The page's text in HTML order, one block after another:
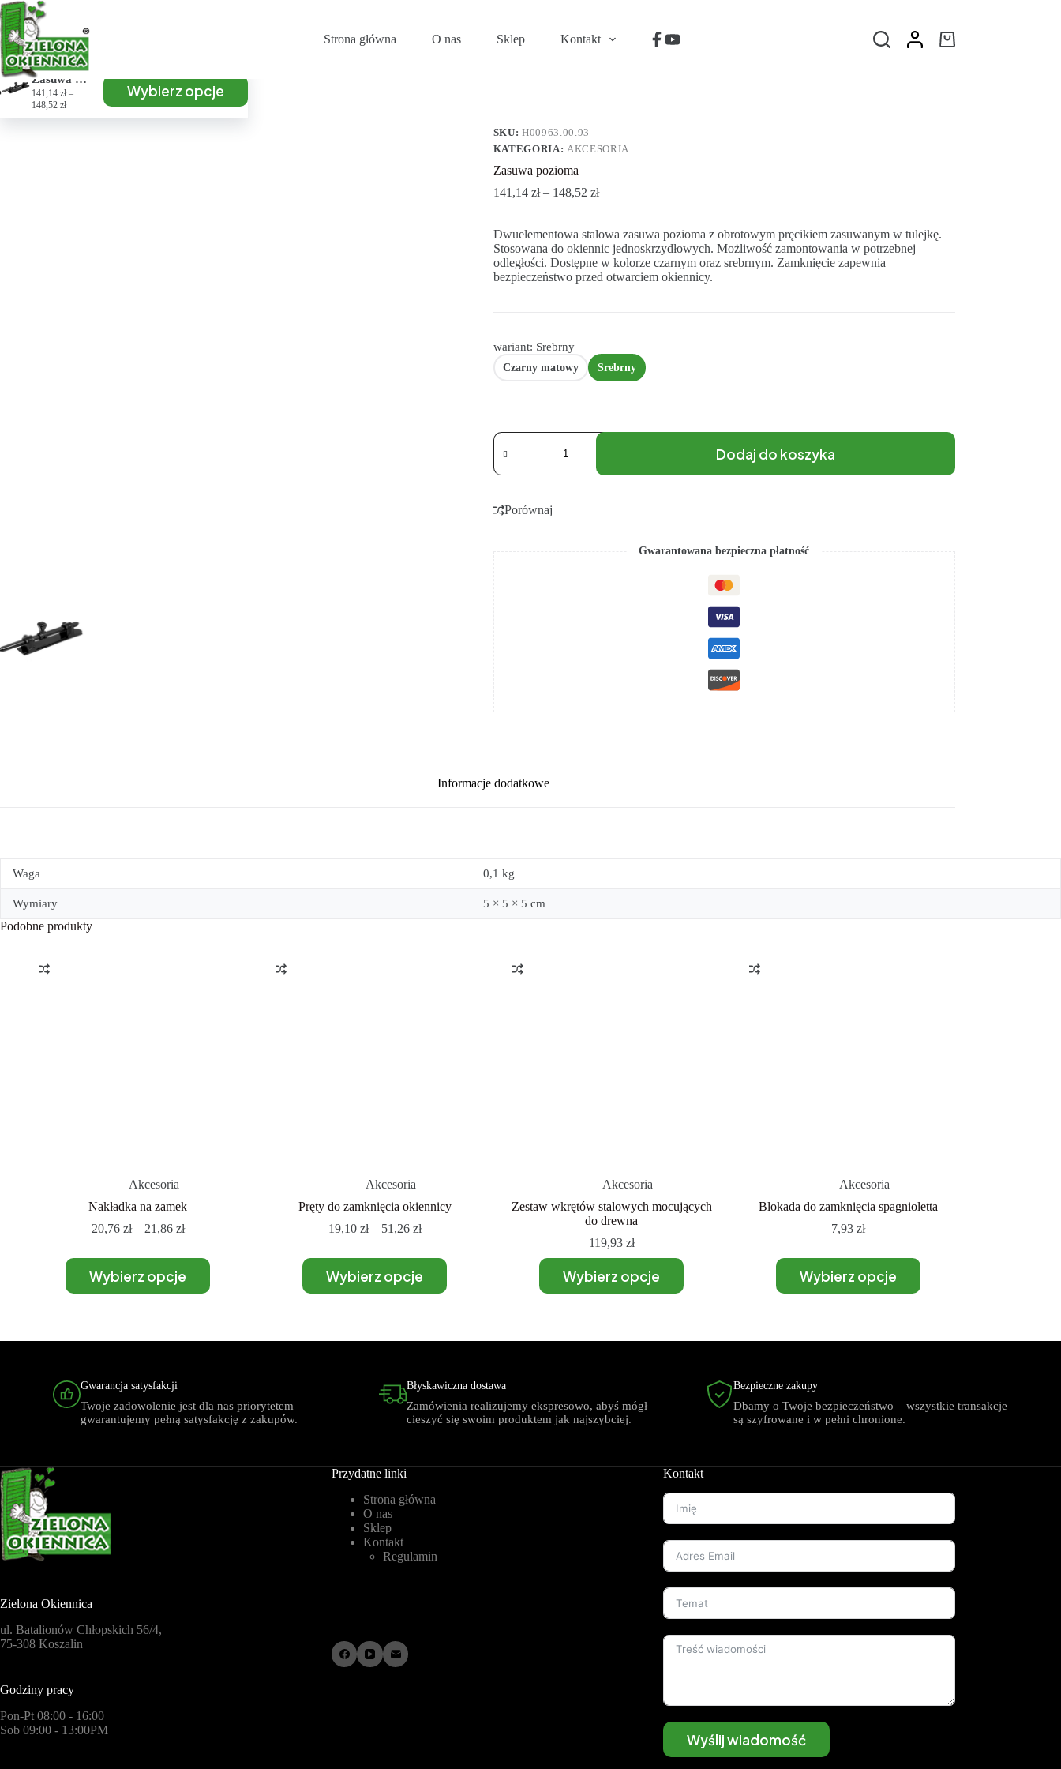
Zasuwa pozioma
141,14 zł–
148,52 zł
Wybierz opcje
Strona główna O nas Sklep Kontakt
SKU:H00963.00.93
KATEGORIA: AKCESORIA
Zasuwa pozioma
141,14 zł– 148,52 zł
Dwuelementowa stalowa zasuwa pozioma z obrotowym pręcikiem zasuwanym w tulejkę.
Stosowana do okiennic jednoskrzydłowych. Możliwość zamontowania w potrzebnej
odległości. Dostępne w kolorze czarnym oraz srebrnym. Zamknięcie zapewnia
bezpieczeństwo przed otwarciem okiennicy.
wariant: Srebrny
Czarny matowy Srebrny
Dodaj do koszyka
Porównaj
Gwarantowana bezpieczna płatność
Informacje dodatkowe
Waga 0,1 kg
Wymiary 5 × 5 × 5 cm
Podobne produkty
Akcesoria
Nakładka na zamek
20,76 zł– 21,86 zł
Wybierz opcje
Akcesoria
Pręty do zamknięcia okiennicy
19,10 zł– 51,26 zł
Wybierz opcje
Akcesoria
Zestaw wkrętów stalowych mocujących
do drewna
119,93 zł
Wybierz opcje
Akcesoria
Blokada do zamknięcia spagnioletta
7,93zł
Wybierz opcje
Gwarancja satysfakcji
Twoje zadowolenie jest dla nas priorytetem –
gwarantujemy pełną satysfakcję z zakupów.
Błyskawiczna dostawa
Zamówienia realizujemy ekspresowo, abyś mógł
cieszyć się swoim produktem jak najszybciej.
Bezpieczne zakupy
Dbamy o Twoje bezpieczeństwo – wszystkie transakcje
są szyfrowane i w pełni chronione.
Zielona Okiennica
ul. Batalionów Chłopskich 56/4,
75-308 Koszalin
Godziny pracy
Pon-Pt 08:00 - 16:00
Sob 09:00 - 13:00PM
Przydatne linki
Strona główna
O nas
Sklep
Kontakt
Regulamin
Kontakt
Wyślij wiadomość